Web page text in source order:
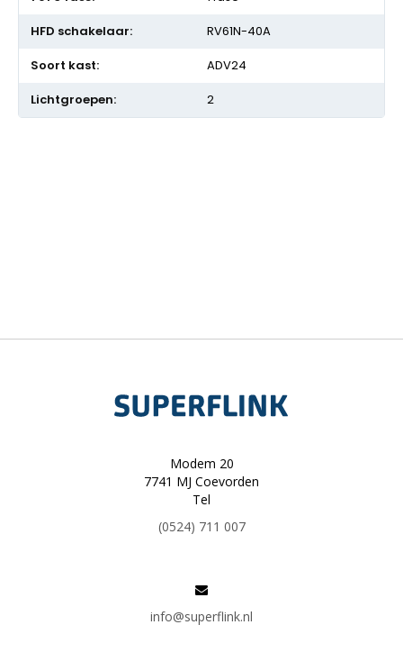
RV61N-40A
ADV24
2
Modem 20
7741 MJ Coevorden
Tel
(0524) 711 007
info@superflink.nl